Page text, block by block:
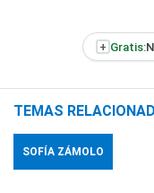
+ Gratis:
TEMAS
SOFÍA ZÁMOLO